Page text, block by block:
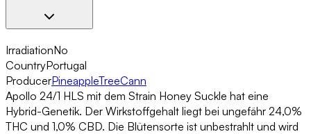
IrradiationNo
CountryPortugal
ProducerPineappleTreeCann
Apollo 24/1 HLS mit dem Strain Honey Suckle hat eine
Hybrid-Genetik. Der Wirkstoffgehalt liegt bei ungefähr 24,0%
THC und 1,0% CBD. Die Blütensorte ist unbestrahlt und wird